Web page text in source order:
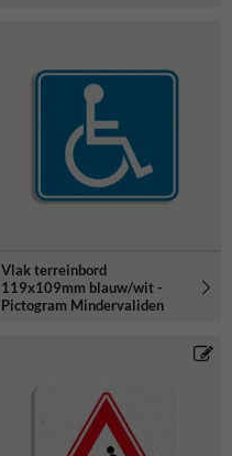
Vlak terreinbord
119x109mm blauw/wit -
Pictogram Mindervaliden